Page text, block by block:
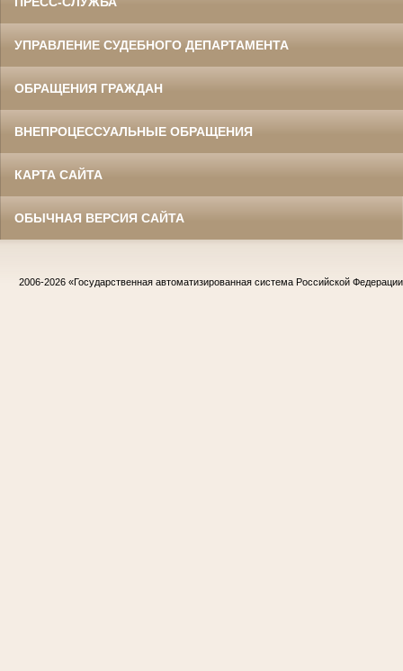
УПРАВЛЕНИЕ СУДЕБНОГО ДЕПАРТАМЕНТА
ОБРАЩЕНИЯ ГРАЖДАН
ВНЕПРОЦЕССУАЛЬНЫЕ ОБРАЩЕНИЯ
КАРТА САЙТА
ОБЫЧНАЯ ВЕРСИЯ САЙТА
2006-2026 «Государственная автоматизированная система Российской